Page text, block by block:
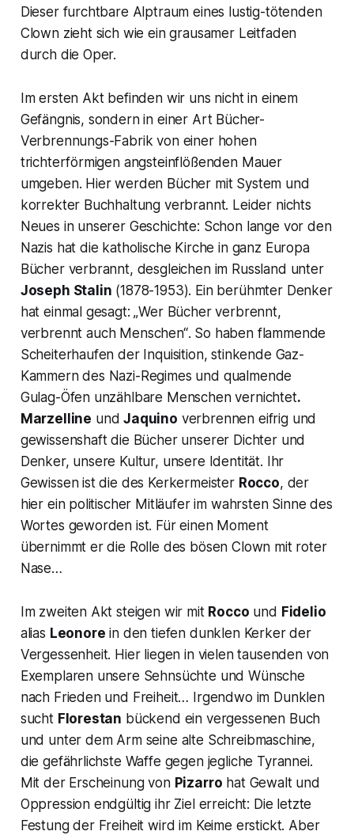
Dieser furchtbare Alptraum eines lustig-tötenden
Clown zieht sich wie ein grausamer Leitfaden
durch die Oper.
Im ersten Akt befinden wir uns nicht in einem
Gefängnis, sondern in einer Art Bücher-
Verbrennungs-Fabrik von einer hohen
trichterförmigen angsteinflößenden Mauer
umgeben. Hier werden Bücher mit System und
korrekter Buchhaltung verbrannt. Leider nichts
Neues in unserer Geschichte: Schon lange vor den
Nazis hat die katholische Kirche in ganz Europa
Bücher verbrannt, desgleichen im Russland unter
Joseph Stalin (1878-1953). Ein berühmter Denker
hat einmal gesagt: „Wer Bücher verbrennt,
verbrennt auch Menschen“. So haben flammende
Scheiterhaufen der Inquisition, stinkende Gaz-
Kammern des Nazi-Regimes und qualmende
Gulag-Öfen unzählbare Menschen vernichtet.
Marzelline undJaquino verbrennen eifrig und
gewissenshaft die Bücher unserer Dichter und
Denker, unsere Kultur, unsere Identität. Ihr
Gewissen ist die des Kerkermeister Rocco, der
hier ein politischer Mitläufer im wahrsten Sinne des
Wortes geworden ist. Für einen Moment
übernimmt er die Rolle des bösen Clown mit roter
Nase…
Im zweiten Akt steigen wir mit Rocco und Fidelio
alias Leonore in den tiefen dunklen Kerker der
Vergessenheit. Hier liegen in vielen tausenden von
Exemplaren unsere Sehnsüchte und Wünsche
nach Frieden und Freiheit… Irgendwo im Dunklen
sucht Florestan bückend ein vergessenen Buch
und unter dem Arm seine alte Schreibmaschine,
die gefährlichste Waffe gegen jegliche Tyrannei.
Mit der Erscheinung von Pizarro hat Gewalt und
Oppression endgültig ihr Ziel erreicht: Die letzte
Festung der Freiheit wird im Keime erstickt. Aber